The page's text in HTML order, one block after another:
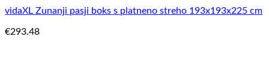
vidaXL Zunanji pasji boks s platneno streho 193x193x225 cm
€293.48